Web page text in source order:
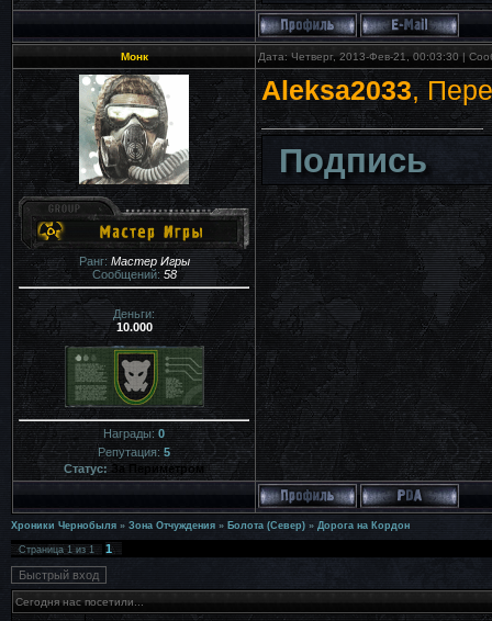
Монк Дата: Четверг, 2013-Фев-21, 00:03:30 |
Ранг: Мастер Игры
Сообщений:58
Деньги:
10.000
Награды:0
Репутация: 5
Статус:За Периметром
Aleksa2033,
Подпись
Хроники Чернобыля » Зона Отчуждения » Болота (Север) » Дорога на Кордон
Страница1из1 1
Сегодня нас посетили...